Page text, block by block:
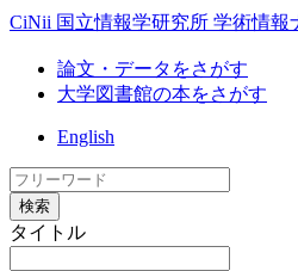
CiNii 国立情報学研究所 学術情報
論文・データをさがす
大学図書館の本をさがす
English
検索
タイトル